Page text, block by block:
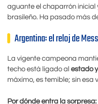
aguante el chaparrón inicial
brasileño. Ha pasado más
Argentina: el reloj de
La vigente campeona
techo está ligado al estado
máximo, es temible; sin esa
Por dónde entra la sorpresa: